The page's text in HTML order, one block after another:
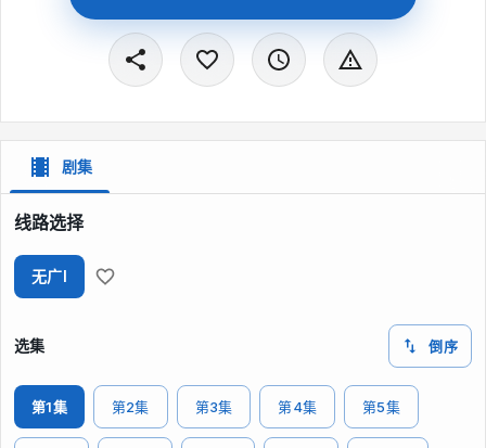
剧集
线路选择
无广I
选集 倒序
第1集 第2集 第3集 第4集 第5集